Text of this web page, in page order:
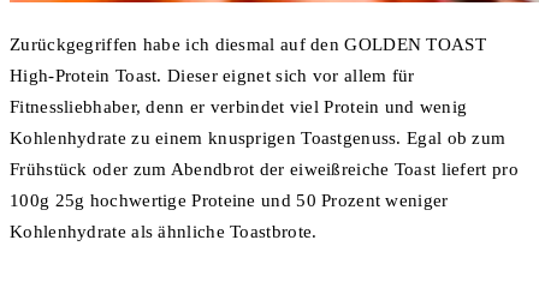
Zurückgegriffen habe ich diesmal auf den GOLDEN TOAST
High-Protein Toast. Dieser eignet sich vor allem für
Fitnessliebhaber, denn er verbindet viel Protein und wenig
Kohlenhydrate zu einem knusprigen Toastgenuss. Egal ob zum
Frühstück oder zum Abendbrot der eiweißreiche Toast liefert pro
100g 25g hochwertige Proteine und 50 Prozent weniger
Kohlenhydrate als ähnliche Toastbrote.